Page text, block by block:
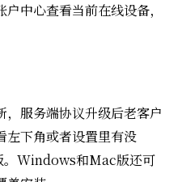
中心查看当前在线设备，
，服务端协议升级后老客户
左下角或者设置里有没
。Windows和Mac版还可